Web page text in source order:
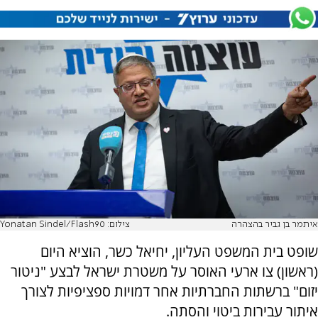
איתמר בן גביר בהצהרה צילום: Yonatan Sindel/Flash90
שופט בית המשפט העליון, יחיאל כשר, הוציא היום
(ראשון) צו ארעי האוסר על משטרת ישראל לבצע "ניטור
יזום" ברשתות החברתיות אחר דמויות ספציפיות לצורך
איתור עבירות ביטוי והסתה.